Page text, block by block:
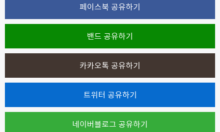
페이스북 공유하기
밴드 공유하기
카카오톡 공유하기
트위터 공유하기
네이버블로그 공유하기